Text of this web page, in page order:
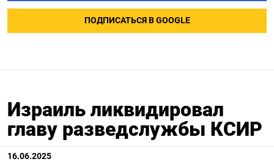
ПОДПИСАТЬСЯ В GOOGLE
Израиль ликвидировал
главу разведслужбы КСИР
16.06.2025